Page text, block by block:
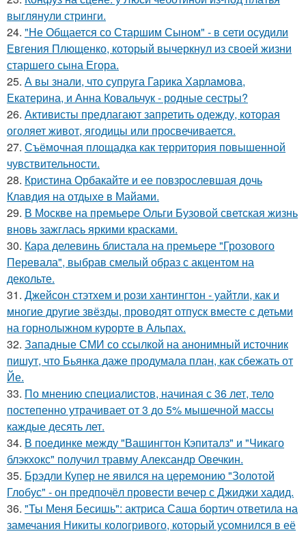
выглянули стринги.
24. "Не Общается со Старшим Сыном" - в сети осудили
Евгения Плющенко, который вычеркнул из своей жизни
старшего сына Егора.
25. А вы знали, что супруга Гарика Харламова,
Екатерина, и Анна Ковальчук - родные сестры?
26. Активисты предлагают запретить одежду, которая
оголяет живот, ягодицы или просвечивается.
27. Съёмочная площадка как территория повышенной
чувствительности.
28. Кристина Орбакайте и ее повзрослевшая дочь
Клавдия на отдыхе в Майами.
29. В Москве на премьере Ольги Бузовой светская жизнь
вновь зажглась яркими красками.
30. Кара делевинь блистала на премьере "Грозового
Перевала", выбрав смелый образ с акцентом на
декольте.
31. Джейсон стэтхем и рози хантингтон - уайтли, как и
многие другие звёзды, проводят отпуск вместе с детьми
на горнолыжном курорте в Альпах.
32. Западные СМИ со ссылкой на анонимный источник
пишут, что Бьянка даже продумала план, как сбежать от
Йе.
33. По мнению специалистов, начиная с 36 лет, тело
постепенно утрачивает от 3 до 5% мышечной массы
каждые десять лет.
34. В поединке между "Вашингтон Кэпиталз" и "Чикаго
блэкхокс" получил травму Александр Овечкин.
35. Брэдли Купер не явился на церемонию "Золотой
Глобус" - он предпочёл провести вечер с Джиджи хадид.
36. "Ты Меня Бесишь": актриса Саша бортич ответила на
замечания Никиты кологривого, который усомнился в её